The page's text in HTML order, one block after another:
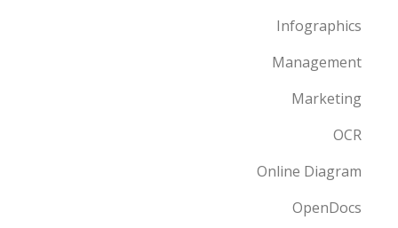
Infographics
Management
Marketing
OCR
Online Diagram
OpenDocs